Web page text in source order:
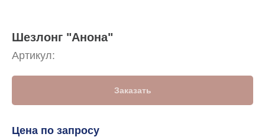
Шезлонг "Анона"
Артикул:
Заказать
Цена по запросу